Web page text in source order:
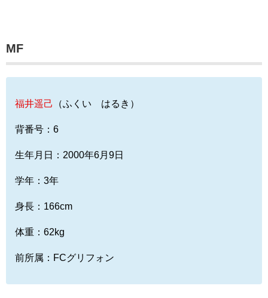
MF
福井遥己 （ふくい はるき）
背番号：6
生年月日：2000年6月9日
学年：3年
身長：166cm
体重：62kg
前所属：FCグリフォン